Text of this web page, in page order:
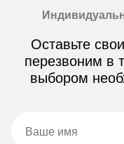
Оставьте
перезвоним в
выбором